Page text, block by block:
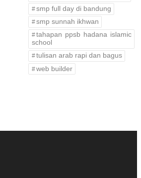
smp full day di bandung
smp sunnah ikhwan
tahapan ppsb hadana islamic
school
tulisan arab rapi dan bagus
web builder